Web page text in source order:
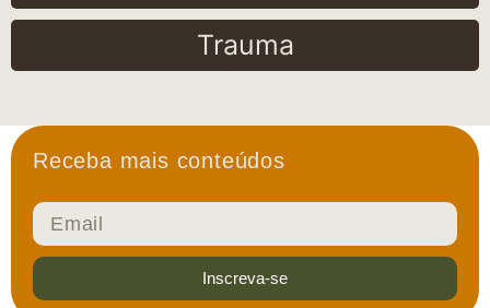
Trauma
Receba mais conteúdos
Inscreva-se